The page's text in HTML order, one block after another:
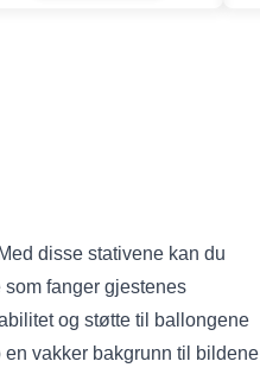
disse stativene kan du
fanger gjestenes
og støtte til ballongene
vakker bakgrunn til bildene